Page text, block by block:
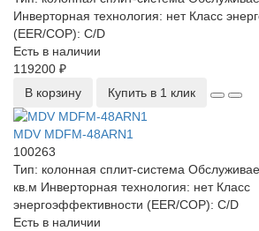
Инверторная технология: нетКласс
(EER/COP): C/D
Есть в наличии
119200 ₽
В корзину
Купить в 1 клик
MDV MDFM-48ARN1
100263
Тип: колонная сплит-система
кв.м Инверторная технология: нетКласс
энергоэффективности (EER/COP): C/D
Есть в наличии